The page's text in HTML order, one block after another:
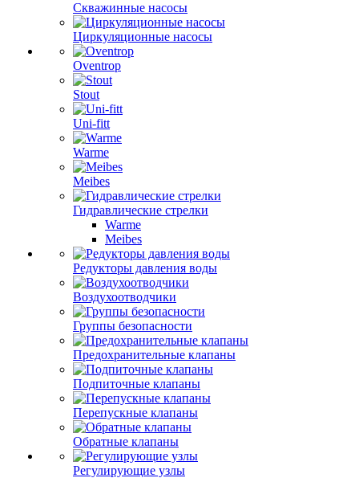
Скважинные насосы
Циркуляционные насосы
Oventrop
Stout
Uni-fitt
Warme
Meibes
Гидравлические стрелки
Warme
Meibes
Редукторы давления воды
Воздухоотводчики
Группы безопасности
Предохранительные клапаны
Подпиточные клапаны
Перепускные клапаны
Обратные клапаны
Регулирующие узлы